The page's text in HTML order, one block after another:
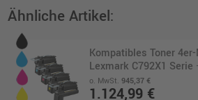
Ähnliche Artikel:
Kompatibles Toner
Lexmark C792X1 Serie
o. MwSt.945,37 €
1.124,99 €